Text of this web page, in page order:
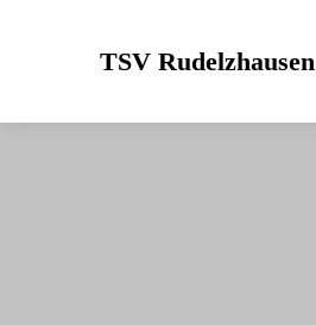
TSV Rudelzhausen